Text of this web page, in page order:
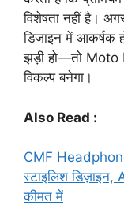
विशेषता नहीं है।
डिजाइन में आकर्षक
झड़ी हो—तो
विकल्प बनेगा।
Also Read :
CMF
स्टाइलिश
कीमत में